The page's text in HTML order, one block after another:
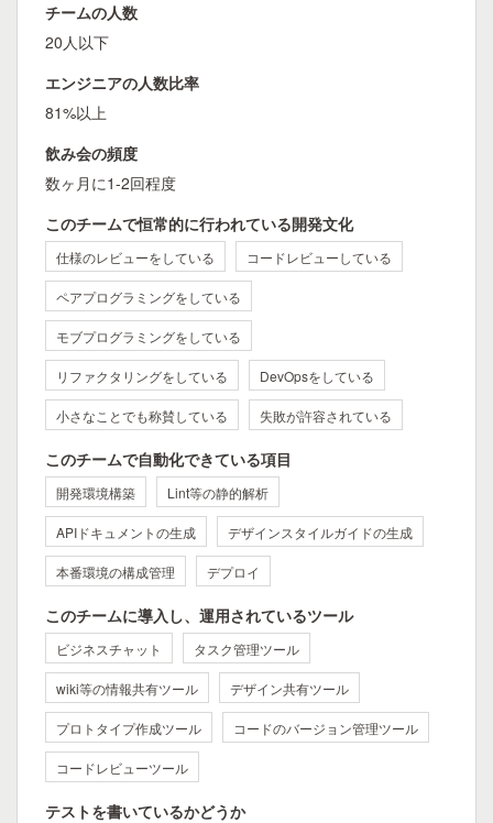
チームの人数
20人以下
エンジニアの人数比率
81%以上
飲み会の頻度
数ヶ月に1-2回程度
このチームで恒常的に行われている開発文化
仕様のレビューをしている コードレビューしている
ペアプログラミングをしている
モブプログラミングをしている
リファクタリングをしている DevOpsをしている
小さなことでも称賛している 失敗が許容されている
このチームで自動化できている項目
開発環境構築 Lint等の静的解析
APIドキュメントの生成 デザインスタイルガイドの生成
本番環境の構成管理 デプロイ
このチームに導入し、運用されているツール
ビジネスチャット タスク管理ツール
wiki等の情報共有ツール デザイン共有ツール
プロトタイプ作成ツール コードのバージョン管理ツール
コードレビューツール
テストを書いているかどうか